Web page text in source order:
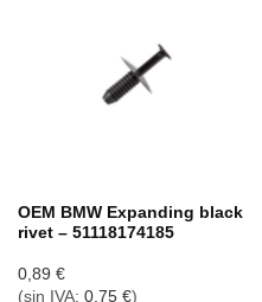
OEM BMW Expanding black
rivet – 51118174185
0,89 €
(sin IVA: 0,75 €)